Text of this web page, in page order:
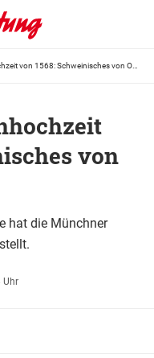
von
hat die Münchner
Uhr